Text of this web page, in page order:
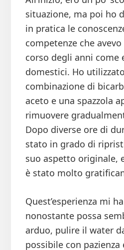
situazione, ma poi ho
in pratica le
competenze che
corso degli anni come
domestici. Ho
combinazione di
aceto e una spazzola
rimuovere
Dopo diverse ore di
stato in grado di
suo aspetto originale,
è stato molto
Quest’esperienza mi
nonostante possa
arduo, pulire il water
possibile con pazienza